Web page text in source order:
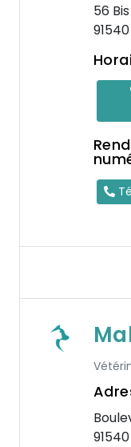
56